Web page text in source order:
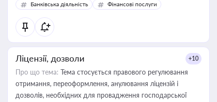
Банківська діяльність Фінансові послуги
Ліцензії, дозволи +10
Про що тема: Тема стосується правового регулювання
отримання, переоформлення, анулювання ліцензій і
дозволів, необхідних для провадження господарської